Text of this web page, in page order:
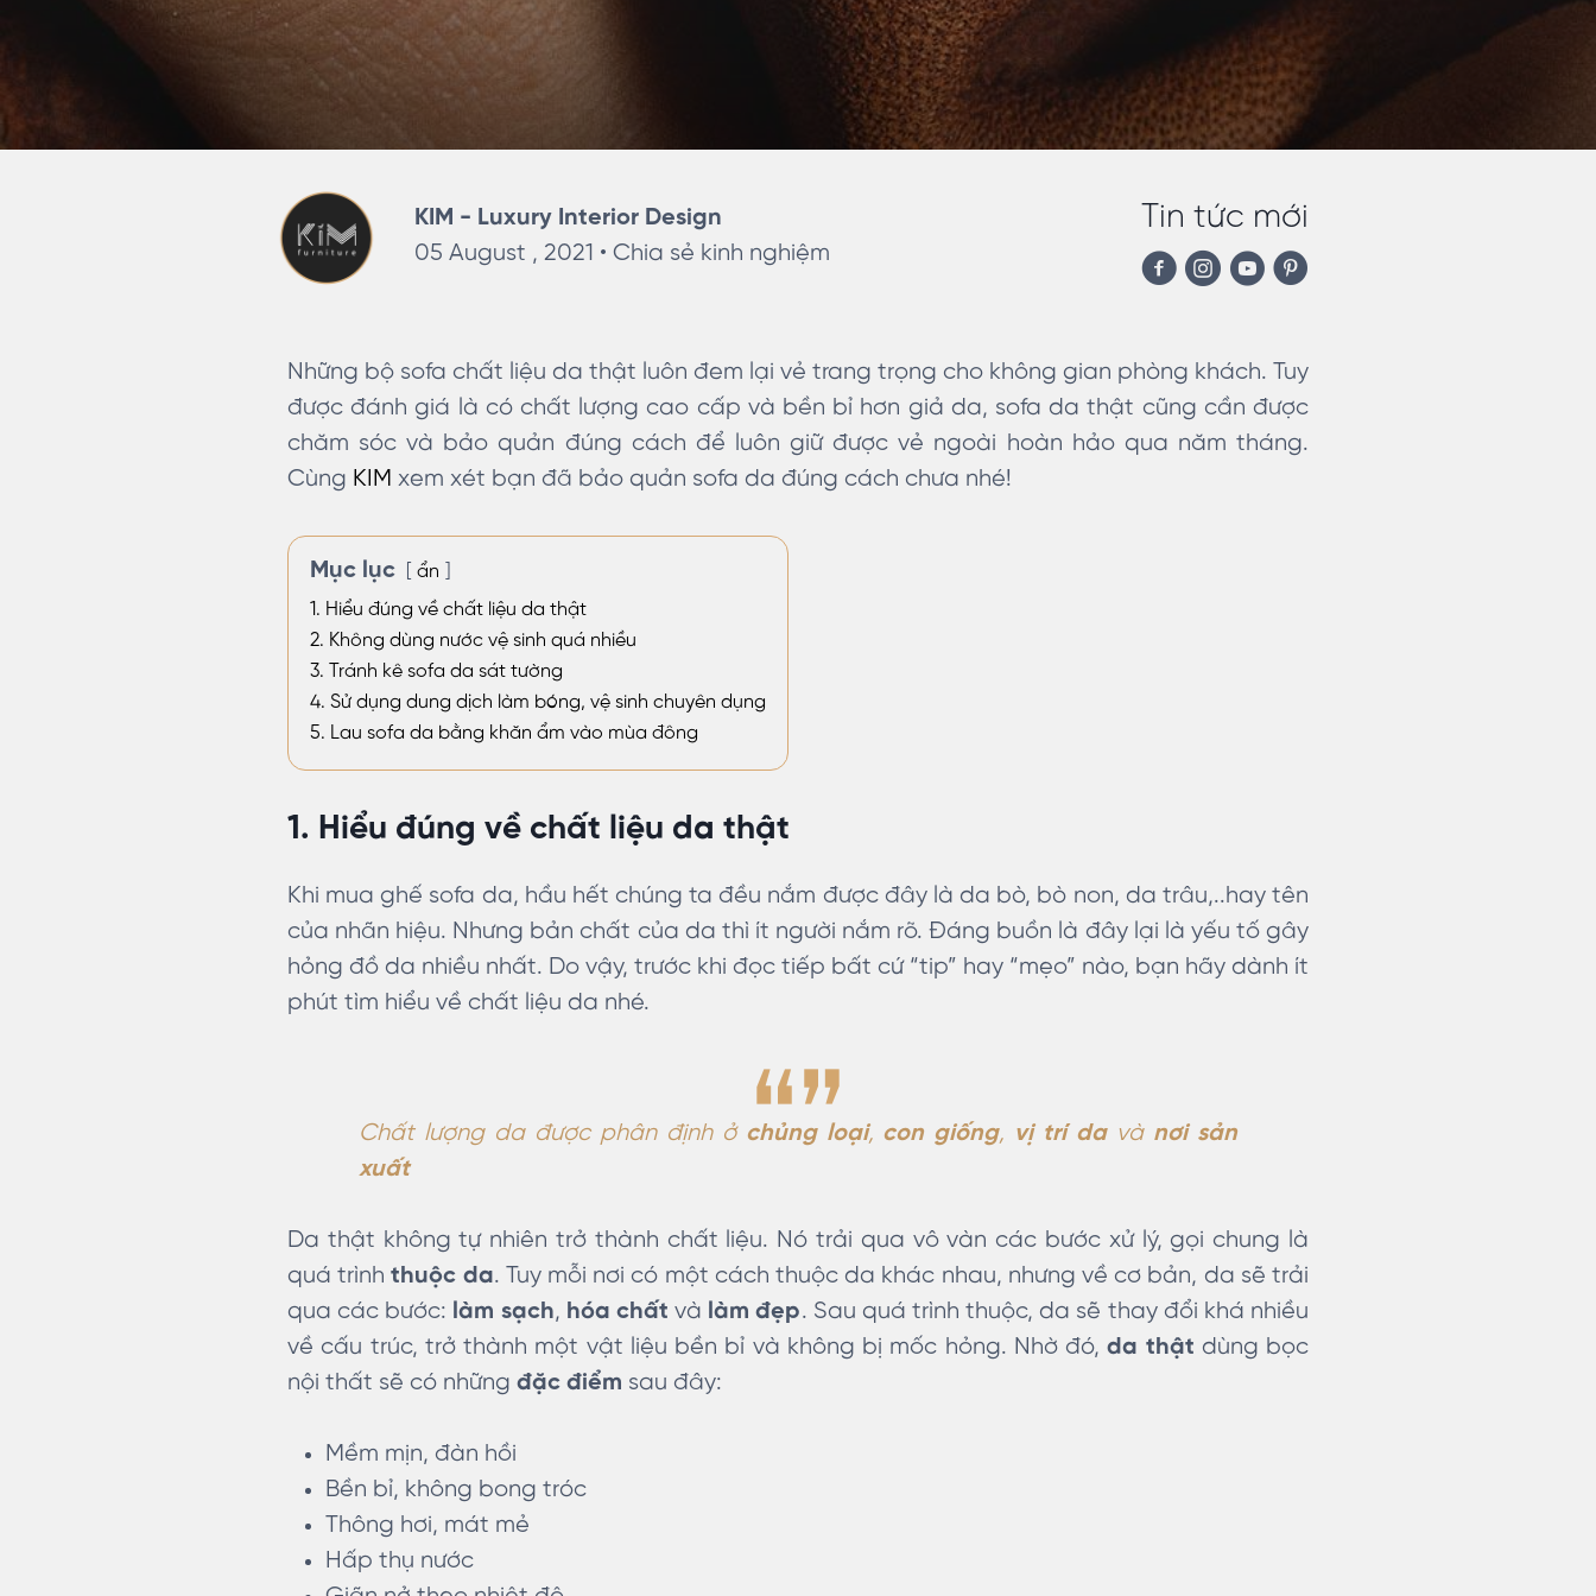
KIM - Luxury Interior Design
05 August , 2021 •Chia sẻ kinh nghiệm
Tin tức mới
Những bộ sofa chất liệu da thật luôn đem lại vẻ trang trọng cho không gian phòng khách. Tuy
được đánh giá là có chất lượng cao cấp và bền bỉ hơn giả da, sofa da thật cũng cần được
chăm sóc và bảo quản đúng cách để luôn giữ được vẻ ngoài hoàn hảo qua năm tháng.
Cùng KIM xem xét bạn đã bảo quản sofa da đúng cách chưa nhé!
Mục lục
ẩn
1. Hiểu đúng về chất liệu da thật
2. Không dùng nước vệ sinh quá nhiều
3. Tránh kê sofa da sát tường
4. Sử dụng dung dịch làm bóng, vệ sinh chuyên dụng
5. Lau sofa da bằng khăn ẩm vào mùa đông
1. Hiểu đúng về chất liệu da thật
Khi mua ghế sofa da, hầu hết chúng ta đều nắm được đây là da bò, bò non, da trâu,..hay tên
của nhãn hiệu. Nhưng bản chất của da thì ít người nắm rõ. Đáng buồn là đây lại là yếu tố gây
hỏng đồ da nhiều nhất. Do vậy, trước khi đọc tiếp bất cứ “tip” hay “mẹo” nào, bạn hãy dành ít
phút tìm hiểu về chất liệu da nhé.
Chất lượng da được phân định ở chủng loại, con giống, vị trí davà nơi sản
xuất
Da thật không tự nhiên trở thành chất liệu. Nó trải qua vô vàn các bước xử lý, gọi chung là
quá trìnhthuộc da. Tuy mỗi nơi có một cách thuộc da khác nhau, nhưng về cơ bản, da sẽ trải
qua các bước: làm sạch, hóa chất và làm đẹp. Sau quá trình thuộc, da sẽ thay đổi khá nhiều
về cấu trúc, trở thành một vật liệu bền bỉ và không bị mốc hỏng. Nhờ đó,da thật dùng bọc
nội thất sẽ có những đặc điểm sau đây:
Mềm mịn, đàn hồi
Bền bỉ, không bong tróc
Thông hơi, mát mẻ
Hấp thụ nước